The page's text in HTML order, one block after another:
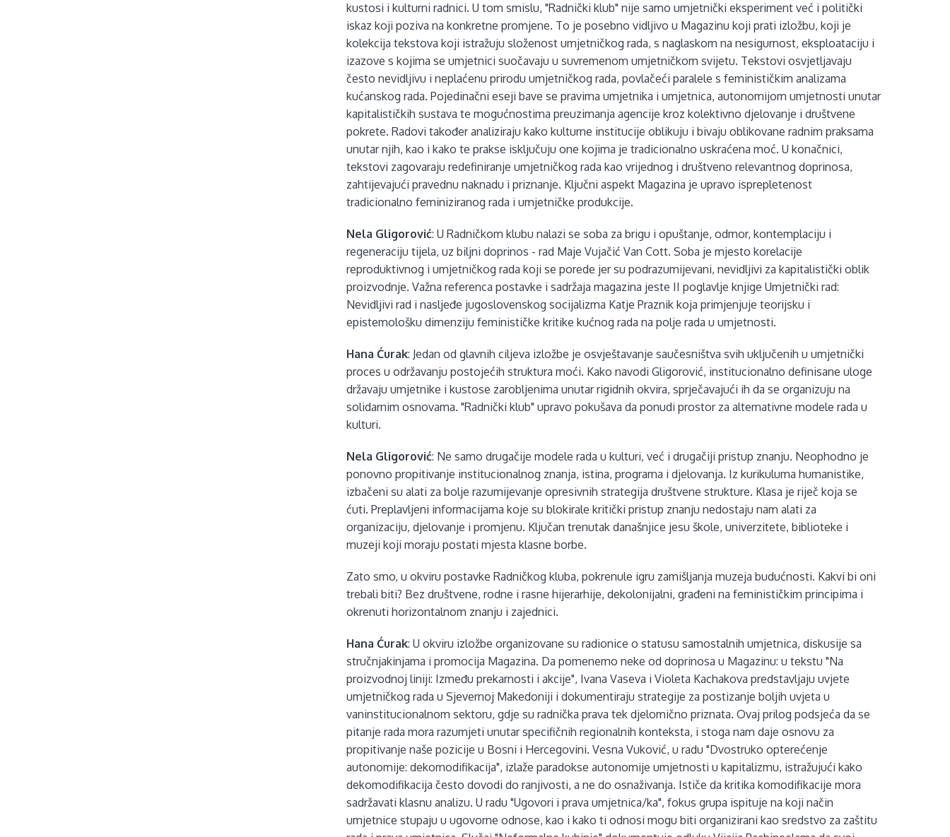
kustosi i kulturni radnici. U tom smislu, "Radnički klub" nije samo umjetnički eksperiment već i politički
iskaz koji poziva na konkretne promjene. To je posebno vidljivo u Magazinu koji prati izložbu, koji je
kolekcija tekstova koji istražuju složenost umjetničkog rada, s naglaskom na nesigurnost, eksploataciju i
izazove s kojima se umjetnici suočavaju u suvremenom umjetničkom svijetu. Tekstovi osvjetljavaju
često nevidljivu i neplaćenu prirodu umjetničkog rada, povlačeći paralele s feminističkim analizama
kućanskog rada. Pojedinačni eseji bave se pravima umjetnika i umjetnica, autonomijom umjetnosti unutar
kapitalističkih sustava te mogućnostima preuzimanja agencije kroz kolektivno djelovanje i društvene
pokrete. Radovi također analiziraju kako kulturne institucije oblikuju i bivaju oblikovane radnim praksama
unutar njih, kao i kako te prakse isključuju one kojima je tradicionalno uskraćena moć. U konačnici,
tekstovi zagovaraju redefiniranje umjetničkog rada kao vrijednog i društveno relevantnog doprinosa,
zahtijevajući pravednu naknadu i priznanje. Ključni aspekt Magazina je upravo isprepletenost
tradicionalno feminiziranog rada i umjetničke produkcije.
Nela Gligorović: U Radničkom klubu nalazi se soba za brigu i opuštanje, odmor, kontemplaciju i
regeneraciju tijela, uz biljni doprinos - rad Maje Vujačić Van Cott. Soba je mjesto korelacije
reproduktivnog i umjetničkog rada koji se porede jer su podrazumijevani, nevidljivi za kapitalistički oblik
proizvodnje. Važna referenca postavke i sadržaja magazina jeste II poglavlje knjige Umjetnički rad:
Nevidljivi rad i nasljeđe jugoslovenskog socijalizma Katje Praznik koja primjenjuje teorijsku i
epistemološku dimenziju feminističke kritike kućnog rada na polje rada u umjetnosti.
Hana Ćurak: Jedan od glavnih ciljeva izložbe je osvještavanje saučesništva svih uključenih u umjetnički
proces u održavanju postojećih struktura moći. Kako navodi Gligorović, institucionalno definisane uloge
državaju umjetnike i kustose zarobljenima unutar rigidnih okvira, sprječavajući ih da se organizuju na
solidarnim osnovama. "Radnički klub" upravo pokušava da ponudi prostor za alternativne modele rada u
kulturi.
Nela Gligorović: Ne samo drugačije modele rada u kulturi, već i drugačiji pristup znanju. Neophodno je
ponovno propitivanje institucionalnog znanja, istina, programa i djelovanja. Iz kurikuluma humanistike,
izbačeni su alati za bolje razumijevanje opresivnih strategija društvene strukture. Klasa je riječ koja se
ćuti. Preplavljeni informacijama koje su blokirale kritički pristup znanju nedostaju nam alati za
organizaciju, djelovanje i promjenu. Ključan trenutak današnjice jesu škole, univerzitete, biblioteke i
muzeji koji moraju postati mjesta klasne borbe.
Zato smo, u okviru postavke Radničkog kluba, pokrenule igru zamišljanja muzeja budućnosti. Kakvi bi oni
trebali biti? Bez društvene, rodne i rasne hijerarhije, dekolonijalni, građeni na feminističkim principima i
okrenuti horizontalnom znanju i zajednici.
Hana Ćurak: U okviru izložbe organizovane su radionice o statusu samostalnih umjetnica, diskusije sa
stručnjakinjama i promocija Magazina. Da pomenemo neke od doprinosa u Magazinu: u tekstu "Na
proizvodnoj liniji: Između prekarnosti i akcije", Ivana Vaseva i Violeta Kachakova predstavljaju uvjete
umjetničkog rada u Sjevernoj Makedoniji i dokumentiraju strategije za postizanje boljih uvjeta u
vaninstitucionalnom sektoru, gdje su radnička prava tek djelomično priznata. Ovaj prilog podsjeća da se
pitanje rada mora razumjeti unutar specifičnih regionalnih konteksta, i stoga nam daje osnovu za
propitivanje naše pozicije u Bosni i Hercegovini. Vesna Vuković, u radu "Dvostruko opterećenje
autonomije: dekomodifikacija", izlaže paradokse autonomije umjetnosti u kapitalizmu, istražujući kako
dekomodifikacija često dovodi do ranjivosti, a ne do osnaživanja. Ističe da kritika komodifikacije mora
sadržavati klasnu analizu. U radu "Ugovori i prava umjetnica/ka", fokus grupa ispituje na koji način
umjetnice stupaju u ugovorne odnose, kao i kako ti odnosi mogu biti organizirani kao sredstvo za zaštitu